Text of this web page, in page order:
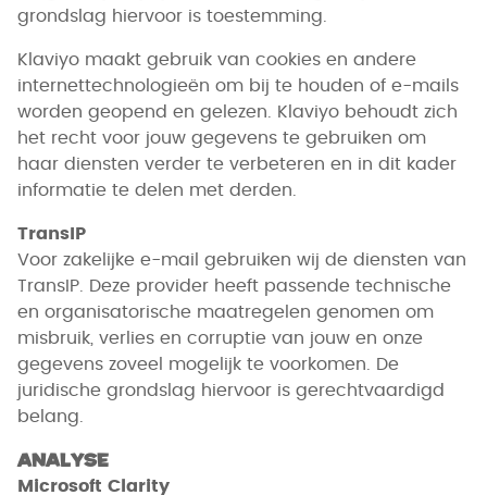
grondslag hiervoor is toestemming.
Klaviyo maakt gebruik van cookies en andere
internettechnologieën om bij te houden of e-mails
worden geopend en gelezen. Klaviyo behoudt zich
het recht voor jouw gegevens te gebruiken om
haar diensten verder te verbeteren en in dit kader
informatie te delen met derden.
TransIP
Voor zakelijke e-mail gebruiken wij de diensten van
TransIP. Deze provider heeft passende technische
en organisatorische maatregelen genomen om
misbruik, verlies en corruptie van jouw en onze
gegevens zoveel mogelijk te voorkomen. De
juridische grondslag hiervoor is gerechtvaardigd
belang.
Analyse
Microsoft Clarity